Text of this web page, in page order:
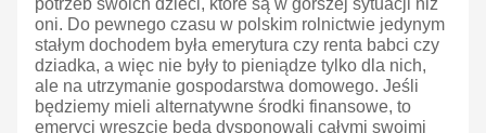
potrzeb swoich dzieci, które są w gorszej sytuacji niż
oni. Do pewnego czasu w polskim rolnictwie jedynym
stałym dochodem była emerytura czy renta babci czy
dziadka, a więc nie były to pieniądze tylko dla nich,
ale na utrzymanie gospodarstwa domowego. Jeśli
będziemy mieli alternatywne środki finansowe, to
emeryci wreszcie będą dysponowali całymi swoimi